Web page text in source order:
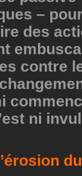
–
des
contre
ni